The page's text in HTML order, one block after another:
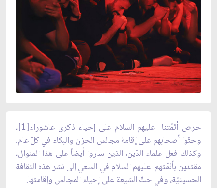
حرص أئمّتنا عليهم السلام على إحياء ذكرى عاشوراء[1]،
وحثّوا أصحابهم على إقامة مجالس الحزن والبكاء في كلّ عام.
وكذلك فعل علماء الدّين، الذين ساروا أيضاً على هذا المنوال،
مقتدين بأئمّتهم عليهم السلام في السعي إلى نشر هذه الثقافة
الحسينيّة، وفي حثّ الشيعة على إحياء المجالس وإقامتها.